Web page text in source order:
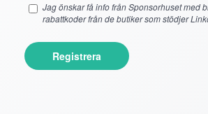
Jag önskar få info från Sponsorhuset med
rabattkoder från de butiker som stödjer
Registrera